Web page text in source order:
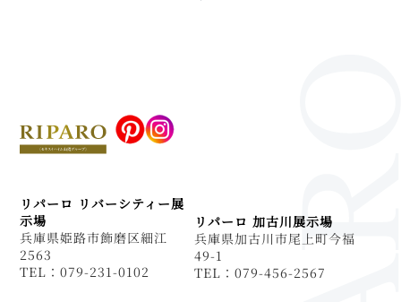
リパーロ リバーシティー展
示場
兵庫県姫路市飾磨区細江
2563
TEL：079-231-0102
リパーロ 加古川展示場
兵庫県加古川市尾上町今福
49-1
TEL：079-456-2567